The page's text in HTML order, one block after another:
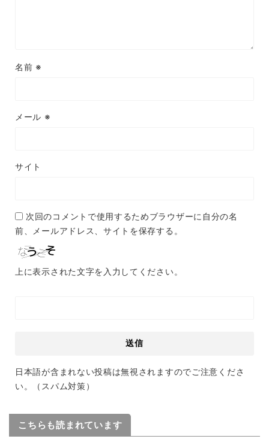
名前 ※
メール ※
サイト
次回のコメントで使用するためブラウザーに自分の名
前、メールアドレス、サイトを保存する。
上に表示された文字を入力してください。
日本語が含まれない投稿は無視されますのでご注意くださ
い。（スパム対策）
こちらも読まれています